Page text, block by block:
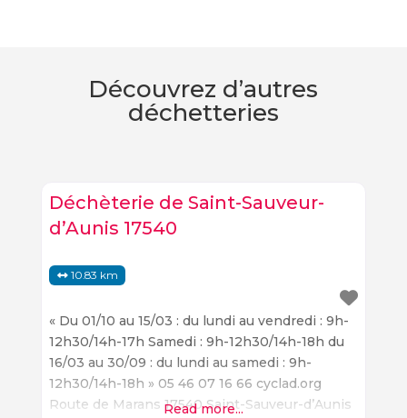
Découvrez d’autres
déchetteries
Déchèterie de Saint-Sauveur-
d’Aunis 17540
10.83 km
« Du 01/10 au 15/03 : du lundi au vendredi : 9h-
12h30/14h-17h Samedi : 9h-12h30/14h-18h du
16/03 au 30/09 : du lundi au samedi : 9h-
12h30/14h-18h » 05 46 07 16 66 cyclad.org
Route de Marans 17540 Saint-Sauveur-d’Aunis
Read more...